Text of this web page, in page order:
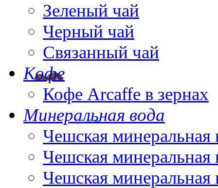
Зеленый чай
Черный чай
Связанный чай
Кофе
Кофе Arcaffe в зернах
Минеральная вода
Чешская минеральная
Чешская минеральная
Чешская минеральная